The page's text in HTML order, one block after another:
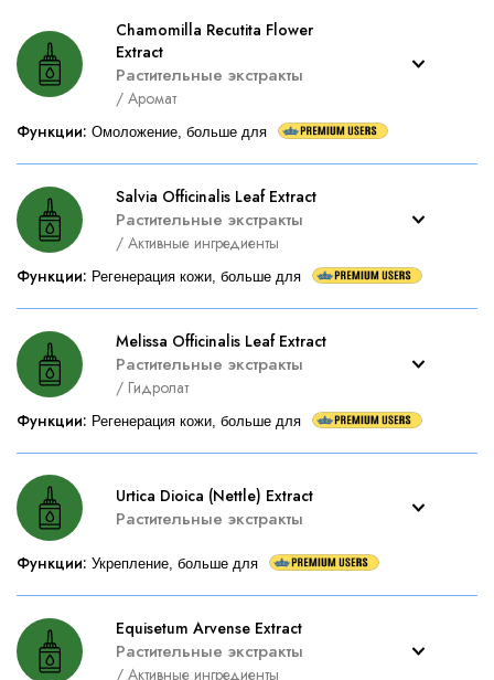
Chamomilla Recutita Flower
Extract
Растительные экстракты
/ Аромат
Функции: Омоложение, больше для
Salvia Officinalis Leaf Extract
Растительные экстракты
/ Активные ингредиенты
Функции: Регенерация кожи, больше для
Melissa Officinalis Leaf Extract
Растительные экстракты
/ Гидролат
Функции: Регенерация кожи, больше для
Urtica Dioica (Nettle) Extract
Растительные экстракты
Функции: Укрепление, больше для
Equisetum Arvense Extract
Растительные экстракты
/ Активные ингредиенты